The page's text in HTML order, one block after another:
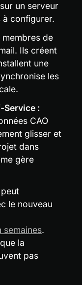
un serveur
à configurer.
membres de
Ils créent
une
les
Service :
CAO
glisser et
dans
gère
le nouveau
semaines.
la
pas